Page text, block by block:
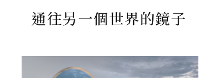
通往另一個世界的鏡子